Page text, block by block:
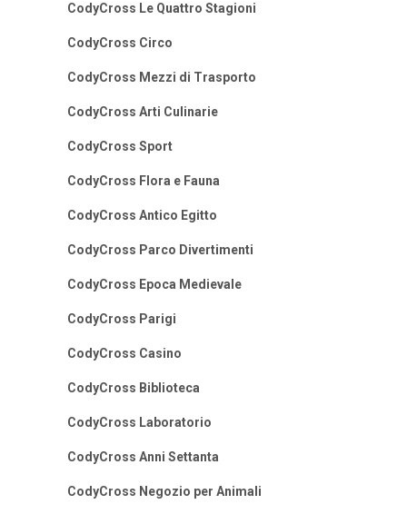
CodyCross Le Quattro Stagioni
CodyCross Circo
CodyCross Mezzi di Trasporto
CodyCross Arti Culinarie
CodyCross Sport
CodyCross Flora e Fauna
CodyCross Antico Egitto
CodyCross Parco Divertimenti
CodyCross Epoca Medievale
CodyCross Parigi
CodyCross Casino
CodyCross Biblioteca
CodyCross Laboratorio
CodyCross Anni Settanta
CodyCross Negozio per Animali